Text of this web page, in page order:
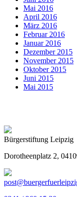
Mai 2016
April 2016
März 2016
Februar 2016
Januar 2016
Dezember 2015
November 2015
Oktober 2015
Juni 2015
Mai 2015
Bürgerstiftung Leipzig
Dorotheenplatz 2,